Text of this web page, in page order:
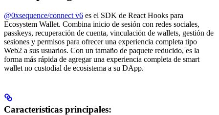
@0xsequence/connect v6 es el SDK de React Hooks para
Ecosystem Wallet. Combina inicio de sesión con redes sociales,
passkeys, recuperación de cuenta, vinculación de wallets, gestión de
sesiones y permisos para ofrecer una experiencia completa tipo
Web2 a sus usuarios. Con un tamaño de paquete reducido, es la
forma más rápida de agregar una experiencia completa de smart
wallet no custodial de ecosistema a su DApp.
Características principales: